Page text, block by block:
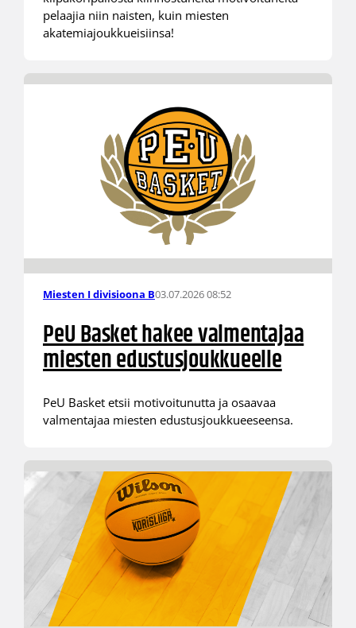
pelaajia niin naisten, kuin miesten
akatemiajoukkueisiinsa!
Miesten I divisioona B03.07.2026 08:52
PeU Basket hakee valmentajaa
miesten edustusjoukkueelle
PeU Basket etsii motivoitunutta ja osaavaa
valmentajaa miesten edustusjoukkueeseensa.